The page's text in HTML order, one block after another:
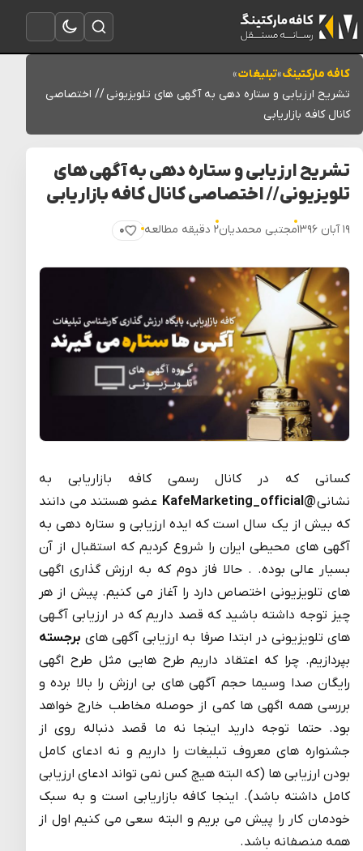
باز کردن منو
تغییر به حالت تاریک
باز کردن جستجو
کافه مارکتینگ»تبلیغات»
تشریح ارزیابی و ستاره دهی به آگهی های تلویزیونی // اختصاصی
کانال کافه بازاریابی
تشریح ارزیابی و ستاره دهی به آگهی های
تلویزیونی // اختصاصی کانال کافه بازاریابی
۱۹ آبان ۱۳۹۶ مجتبی محمدیان۲ دقیقه مطالعه ۰
پسندیدن
کسانی که در کانال رسمی کافه بازاریابی به
نشانی@KafeMarketing_official
عضو هستند می دانند
که بیش از یک سال است که ایده ارزیابی و ستاره دهی به
آگهی های محیطی ایران را شروع کردیم که استقبال از آن
بسیار عالی بوده. . حالا فاز دوم که به ارزش گذاری اگهی
های تلویزیونی اختصاص دارد را آغاز می کنیم. پیش از هر
چیز توجه داشته باشید که قصد داریم که در ارزیابی آگـهی
های تلویزیونی در ابتدا صرفا به ارزیابی آگهی های برجسته
بپردازیم. چرا که اعتقاد داریم طرح هایی مثل طرح اگهی
رایگان صدا وسیما حجم آگهی های بی ارزش را بالا برده و
بررسی همه اگهی ها کمی از حوصله مخاطب خارج خواهد
بود. حتما توجه دارید اینجا نه ما قصد دنباله روی از
جشنواره های معروف تبلیغات را داریم و نه ادعای کامل
بودن ارزیابی ها (که البته هیچ کس نمی تواند ادعای ارزیابی
کامل داشته باشد). اینجا کافه بازاریابی است و به سبک
خودمان کار را پیش می بریم و البته سعی می کنیم اول از
همه منصفانه باشد.